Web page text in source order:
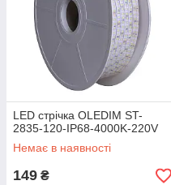
LED стрічка OLEDIM ST-
2835-120-IP68-4000K-220V
Немає в наявності
149 ₴